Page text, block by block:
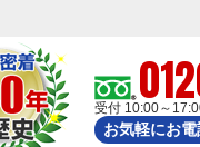
受付 10:00～
お気軽にお